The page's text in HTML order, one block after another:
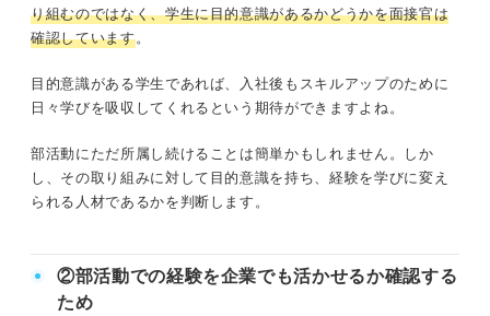
り組むのではなく、学生に目的意識があるかどうかを面接官は
確認しています。
目的意識がある学生であれば、入社後もスキルアップのために
日々学びを吸収してくれるという期待ができますよね。
部活動にただ所属し続けることは簡単かもしれません。しか
し、その取り組みに対して目的意識を持ち、経験を学びに変え
られる人材であるかを判断します。
②部活動での経験を企業でも活かせるか確認する
ため